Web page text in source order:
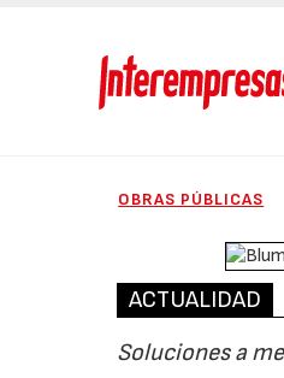
OBRAS PÚBLICAS
ACTUALIDAD
Soluciones a